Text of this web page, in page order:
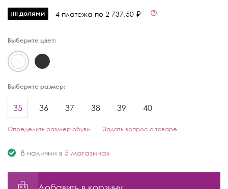
4 платежа по 2 737.50 ₽
Выберите цвет:
Выберите размер:
35 36 37 38 39 40
Определить размер обуви Задать вопрос о товаре
В наличии в 5 магазинах